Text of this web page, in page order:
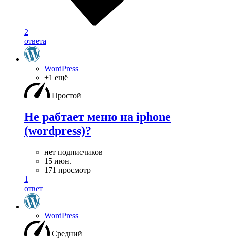
2
ответа
WordPress
+1 ещё
Простой
Не рабтает меню на iphone
(wordpress)?
нет подписчиков
15 июн.
171 просмотр
1
ответ
WordPress
Средний